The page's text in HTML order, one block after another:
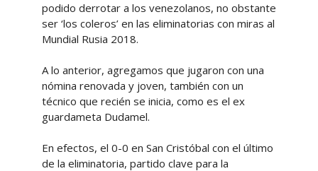
podido derrotar a los venezolanos, no obstante
ser ‘los coleros’ en las eliminatorias con miras al
Mundial Rusia 2018.
A lo anterior, agregamos que jugaron con una
nómina renovada y joven, también con un
técnico que recién se inicia, como es el ex
guardameta Dudamel.
En efectos, el 0-0 en San Cristóbal con el último
de la eliminatoria, partido clave para la